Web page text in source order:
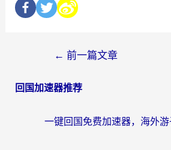
← 前一篇文章
回国加速器推荐